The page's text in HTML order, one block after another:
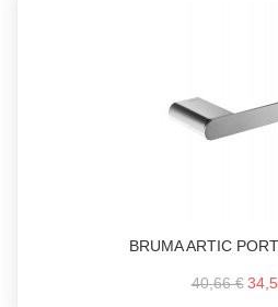
BRUMA ARTIC
40,66 €